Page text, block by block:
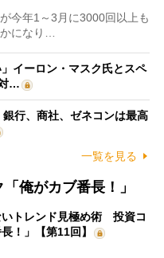
今年1～3月に3000回以上も
になり…
イーロン・マスク氏とスペ
…
銀行、商社、ゼネコンは最高
一覧を見る
俺がカブ番長！」
いトレンド見極め術 投資コ
！」【第11回】